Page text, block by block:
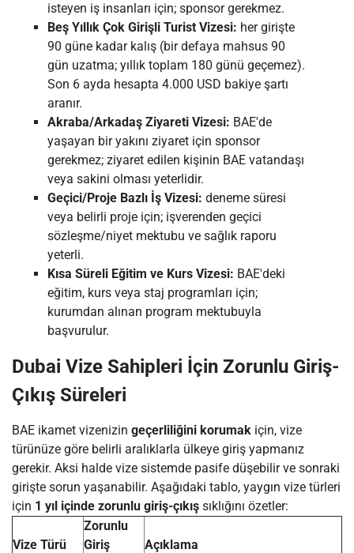
isteyen iş insanları için; sponsor gerekmez.
Beş Yıllık Çok Girişli Turist Vizesi: her girişte
90 güne kadar kalış (bir defaya mahsus 90
gün uzatma; yıllık toplam 180 günü geçemez).
Son 6 ayda hesapta 4.000 USD bakiye şartı
aranır.
Akraba/Arkadaş Ziyareti Vizesi: BAE'de
yaşayan bir yakını ziyaret için sponsor
gerekmez; ziyaret edilen kişinin BAE vatandaşı
veya sakini olması yeterlidir.
Geçici/Proje Bazlı İş Vizesi: deneme süresi
veya belirli proje için; işverenden geçici
sözleşme/niyet mektubu ve sağlık raporu
yeterli.
Kısa Süreli Eğitim ve Kurs Vizesi: BAE'deki
eğitim, kurs veya staj programları için;
kurumdan alınan program mektubuyla
başvurulur.
Dubai Vize Sahipleri İçin Zorunlu Giriş-
Çıkış Süreleri
BAE ikamet vizenizin geçerliliğini korumak için, vize
türünüze göre belirli aralıklarla ülkeye giriş yapmanız
gerekir. Aksi halde vize sistemde pasife düşebilir ve sonraki
girişte sorun yaşanabilir. Aşağıdaki tablo, yaygın vize türleri
için 1 yıl içinde zorunlu giriş-çıkış sıklığını özetler:
Vize Türü
Zorunlu
Giriş
Açıklama